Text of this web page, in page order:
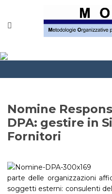
Compliance
Corsi
CONTATTACI
Blog e info
Nomine
DPA: gestire in
Fornitori
parte delle organizzazioni
soggetti esterni: consulenti